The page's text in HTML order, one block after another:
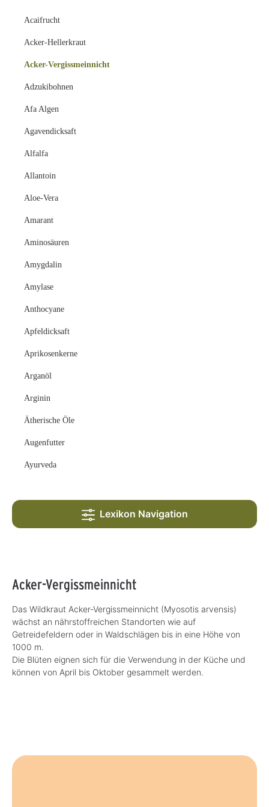
Acaifrucht
Acker-Hellerkraut
Acker-Vergissmeinnicht
Adzukibohnen
Afa Algen
Agavendicksaft
Alfalfa
Allantoin
Aloe-Vera
Amarant
Aminosäuren
Amygdalin
Amylase
Anthocyane
Apfeldicksaft
Aprikosenkerne
Arganöl
Arginin
Ätherische Öle
Augenfutter
Ayurveda
Lexikon Navigation
Acker-Vergissmeinnicht
Das Wildkraut Acker-Vergissmeinnicht (Myosotis arvensis)
wächst an nährstoffreichen Standorten wie auf
Getreidefeldern oder in Waldschlägen bis in eine Höhe von
1000 m.
Die Blüten eignen sich für die Verwendung in der Küche und
können von April bis Oktober gesammelt werden.